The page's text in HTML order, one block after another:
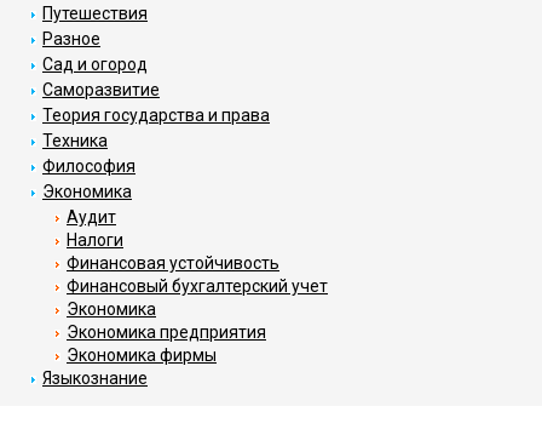
Путешествия
Разное
Сад и огород
Саморазвитие
Теория государства и права
Техника
Философия
Экономика
Аудит
Налоги
Финансовая устойчивость
Финансовый бухгалтерский учет
Экономика
Экономика предприятия
Экономика фирмы
Языкознание